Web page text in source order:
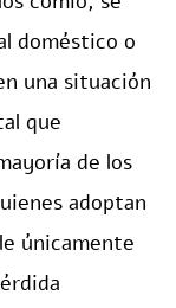
doméstico o
una situación
que
de los
adoptan
únicamente